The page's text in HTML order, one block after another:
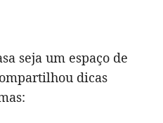
seja um espaço de
dicas